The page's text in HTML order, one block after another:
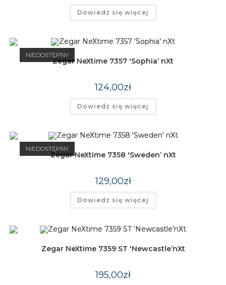
Dowiedz się więcej
NIEDOSTĘPNY
Zegar NeXtime 7357 'Sophia’ nXt
124,00zł
Dowiedz się więcej
NIEDOSTĘPNY
Zegar NeXtime 7358 'Sweden’ nXt
129,00zł
Dowiedz się więcej
Zegar NeXtime 7359 ST 'Newcastle’nXt
195,00zł